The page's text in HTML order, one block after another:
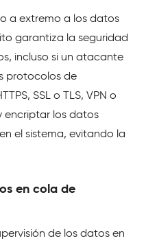
a extremo a los datos
garantiza la seguridad
incluso si un atacante
protocolos de
SSL o TLS, VPN o
encriptar los datos
el sistema, evitando la
en cola de
de los datos en